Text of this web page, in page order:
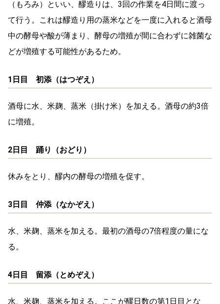
（もろみ）といい、醪造りは、3回の作業を4日間に渡っ
て行う。これは醪造り用の蒸米などを一度に入れると酒母
中の酵母や酸が薄まり、酵母の増殖が間に合わずに雑菌な
どが増殖する可能性があるため。
1日目 初添（はつぞえ）
酒母に水、米麹、蒸米（掛け米）を加える。酒母の約3倍
に増殖。
2日目 踊り（おどり）
休みをとり、醪内の酵母の増殖を促す。
3日目 仲添（なかぞえ）
水、米麹、蒸米を加える。最初の酒母の7倍程度の量にな
る。
4日目 留添（とめぞえ）
水、米麹、蒸米を加える。ここが醪日数の第1日目とな